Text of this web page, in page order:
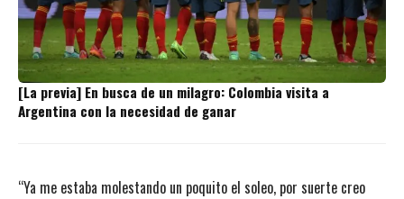
[La previa] En busca de un milagro: Colombia visita a
Argentina con la necesidad de ganar
“Ya me estaba molestando un poquito el soleo, por suerte creo